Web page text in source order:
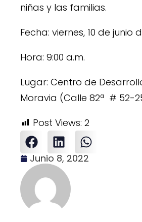
niñas y las familias.
Fecha: viernes, 10 de junio
Hora: 9:00 a.m.
Lugar: Centro de
Moravia (Calle 82ª # 52-
Post Views: 2
Junio 8, 2022